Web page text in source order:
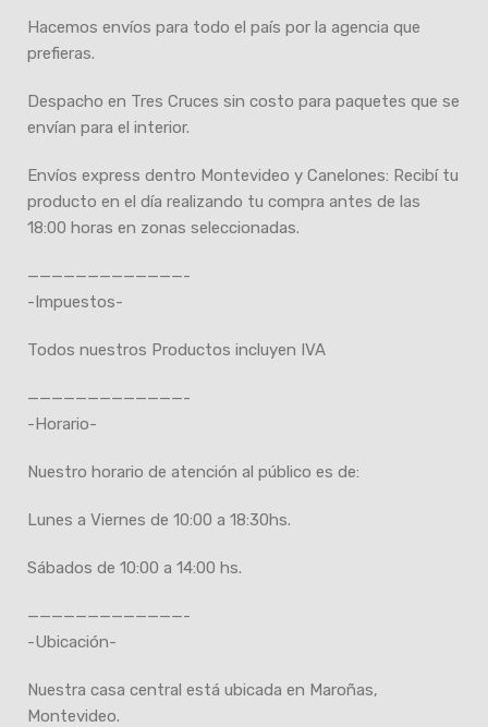
Hacemos envíos para todo el país por la agencia que
prefieras.
Despacho en Tres Cruces sin costo para paquetes que se
envían para el interior.
Envíos express dentro Montevideo y Canelones: Recibí tu
producto en el día realizando tu compra antes de las
18:00 horas en zonas seleccionadas.
—————————————-
-Impuestos-
Todos nuestros Productos incluyen IVA
—————————————-
-Horario-
Nuestro horario de atención al público es de:
Lunes a Viernes de 10:00 a 18:30hs.
Sábados de 10:00 a 14:00 hs.
—————————————-
-Ubicación-
Nuestra casa central está ubicada en Maroñas,
Montevideo.